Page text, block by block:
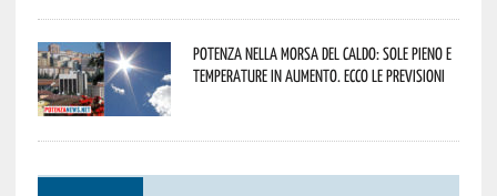
Potenza nella morsa del caldo: sole pieno e
temperature in aumento. Ecco le previsioni